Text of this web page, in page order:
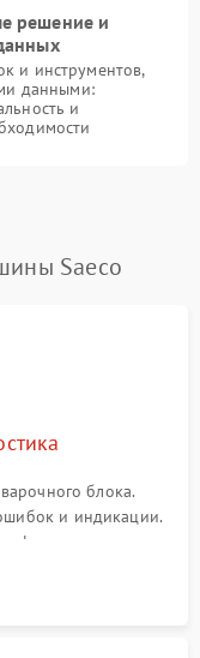
решение и
и инструментов,
данными:
и
Saeco
блока.
и индикации.
на слух.
для выявления